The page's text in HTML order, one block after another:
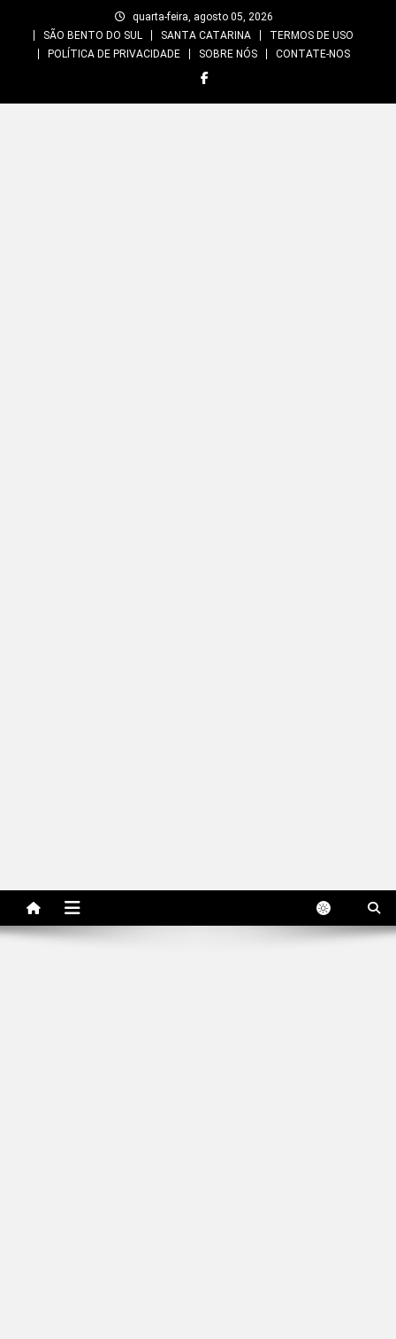
quarta-feira, agosto 05, 2026
SÃO BENTO DO SUL
SANTA CATARINA
TERMOS DE USO
POLÍTICA DE PRIVACIDADE
SOBRE NÓS CONTATE-NOS